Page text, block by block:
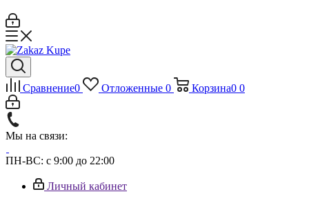
Сравнение0 Отложенные 0 Корзина0 0
Мы на связи:
ПН-ВС: с 9:00 до 22:00
Личный кабинет